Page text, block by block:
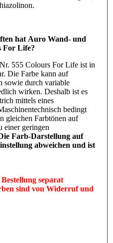
hat Auro Wand- und
For Life?
555 Colours For Life ist in
Die Farbe kann auf
sowie durch variable
wirken. Deshalb ist es
mittels eines
bedingt
gleichen Farbtönen auf
einer geringen
Farb-Darstellung auf
abweichen und ist
separat
sind von Widerruf und